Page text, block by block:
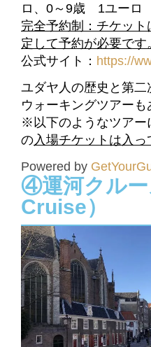
ロ、0～9歳 1ユーロ
完全予約制： チケット
定して予約が必要です
公式サイト： https://
ユダヤ人の歴史と第
ウォーキングツアーも
※以下のようなツアー
の 入場チケットは入っ
Powered by
④運河クル
Cruise）